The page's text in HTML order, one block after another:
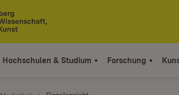
Hochschulen & Studium Forschung